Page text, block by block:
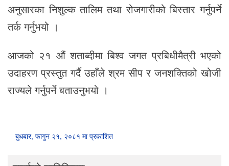
अनुसारका निशुल्क तालिम तथा रोजगारीको बिस्तार गर्नुपर्ने
तर्क गर्नुभयो ।
आजको २१ औं शताब्दीमा बिश्व जगत प्रबिधीमैत्री भएको
उदाहरण प्रस्तुत गर्दै उहाँले श्रम सीप र जनशक्तिको खोजी
राज्यले गर्नुपर्ने बताउनुभयो ।
बुधबार, फागुन २१, २०८१ मा प्रकाशित